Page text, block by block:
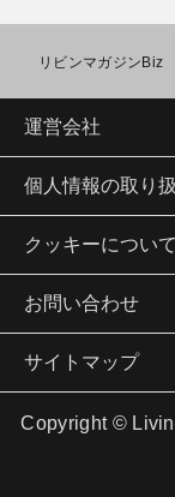
リビンマガジンBiz
運営会社
個人情報の取り
クッキーについて
お問い合わせ
サイトマップ
Copyright ©